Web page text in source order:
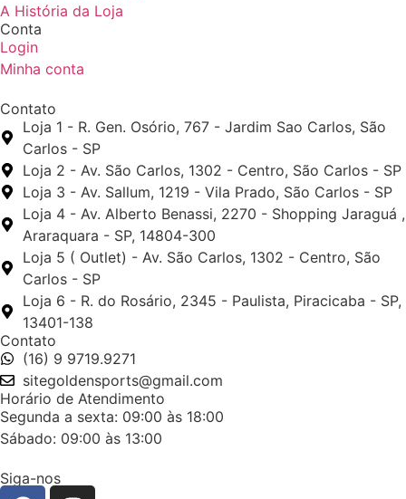
A História da Loja
Conta
Login
Minha conta
Contato
Loja 1 - R. Gen. Osório, 767 - Jardim Sao Carlos, São
Carlos - SP
Loja 2 - Av. São Carlos, 1302 - Centro, São Carlos - SP
Loja 3 - Av. Sallum, 1219 - Vila Prado, São Carlos - SP
Loja 4 - Av. Alberto Benassi, 2270 - Shopping Jaraguá ,
Araraquara - SP, 14804-300
Loja 5 ( Outlet) - Av. São Carlos, 1302 - Centro, São
Carlos - SP
Loja 6 - R. do Rosário, 2345 - Paulista, Piracicaba - SP,
13401-138
Contato
(16) 9 9719.9271
sitegoldensports@gmail.com
Horário de Atendimento
Segunda a sexta: 09:00 às 18:00
Sábado: 09:00 às 13:00
Siga-nos